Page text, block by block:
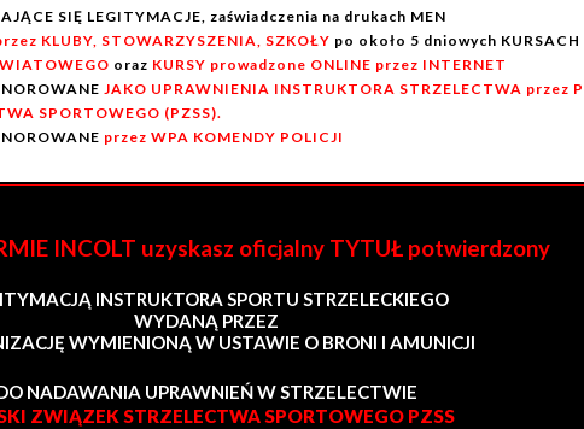
SIĘ LEGITYMACJE, zaświadczenia na drukach MEN
KLUBY, STOWARZYSZENIA, SZKOŁY po około 5 dniowych KURSACH
oraz KURSY prowadzone ONLINE przez INTERNET
JAKO UPRAWNIENIA INSTRUKTORA STRZELECTWA przez
SPORTOWEGO (PZSS).
przez WPA KOMENDY POLICJI
INCOLT uzyskasz oficjalny TYTUŁ potwierdzony
INSTRUKTORA SPORTU STRZELECKIEGO
WYDANĄ PRZEZ
WYMIENIONĄ W USTAWIE O BRONI I AMUNICJI
NADAWANIA UPRAWNIEŃ W STRZELECTWIE
ZWIĄZEK STRZELECTWA SPORTOWEGO PZSS